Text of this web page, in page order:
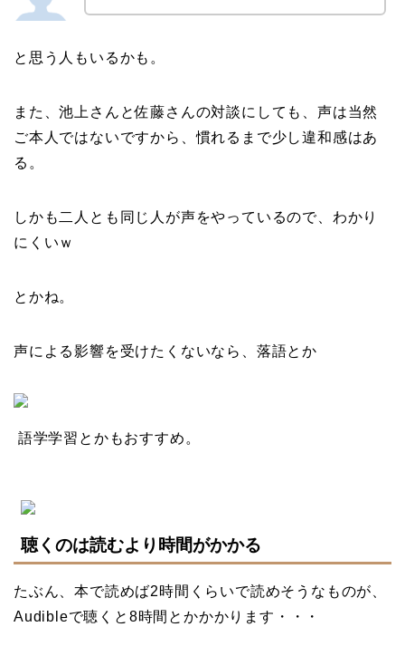
と思う人もいるかも。
また、池上さんと佐藤さんの対談にしても、声は当然
ご本人ではないですから、慣れるまで少し違和感はあ
る。
しかも二人とも同じ人が声をやっているので、わかり
にくいｗ
とかね。
声による影響を受けたくないなら、落語とか
語学学習とかもおすすめ。
聴くのは読むより時間がかかる
たぶん、本で読めば2時間くらいで読めそうなものが、
Audibleで聴くと8時間とかかかります・・・